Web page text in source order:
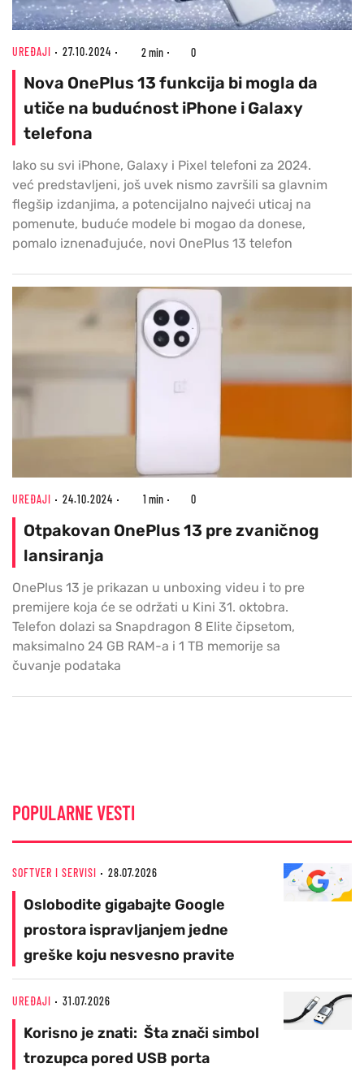
UREĐAJI 27.10.2024 2 min 0
Nova OnePlus 13 funkcija bi mogla da
utiče na budućnost iPhone i Galaxy
telefona
Iako su svi iPhone, Galaxy i Pixel telefoni za 2024.
već predstavljeni, još uvek nismo završili sa glavnim
flegšip izdanjima, a potencijalno najveći uticaj na
pomenute, buduće modele bi mogao da donese,
pomalo iznenađujuće, novi OnePlus 13 telefon
UREĐAJI 24.10.2024 1 min 0
Otpakovan OnePlus 13 pre zvaničnog
lansiranja
OnePlus 13 je prikazan u unboxing videu i to pre
premijere koja će se održati u Kini 31. oktobra.
Telefon dolazi sa Snapdragon 8 Elite čipsetom,
maksimalno 24 GB RAM-a i 1 TB memorije sa
čuvanje podataka
POPULARNE VESTI
SOFTVER I SERVISI 28.07.2026
Oslobodite gigabajte Google
prostora ispravljanjem jedne
greške koju nesvesno pravite
UREĐAJI 31.07.2026
Korisno je znati: Šta znači simbol
trozupca pored USB porta